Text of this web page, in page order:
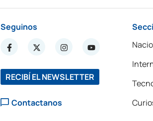
Seguinos
RECIBÍ EL NEWSLETTER
Contactanos